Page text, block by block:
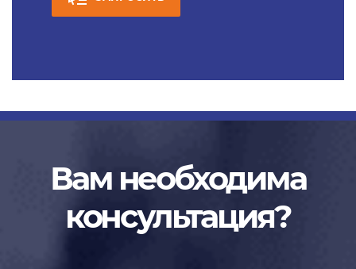
Вам необходима
консультация?